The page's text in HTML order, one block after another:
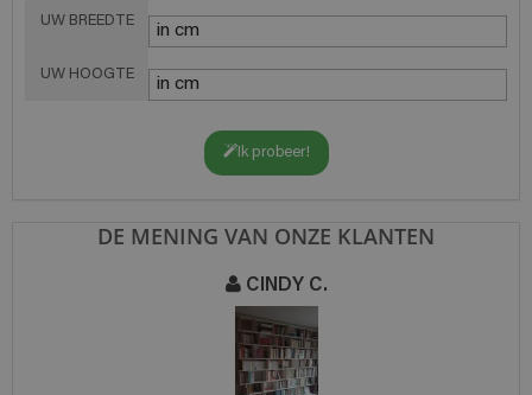
UW BREEDTE
UW HOOGTE
Ik probeer!
DE MENING VAN ONZE KLANTEN
CINDY C.